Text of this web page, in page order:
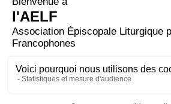
ORAISON
Père très bon, toi qui as confié la
pour qu'ils la gardent et la
puissent progresser en s'entraidant,
esprit fraternel envers tous. Par